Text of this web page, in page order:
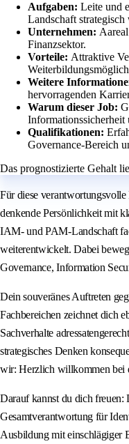
Aufgaben: Leite und
Landschaft strategisch
Unternehmen:
Finanzsektor.
Vorteile: Attraktive
Weitere
hervorragenden
Warum dieser Job:
Informationssicherheit
Qualifikationen:
Governance-Bereich
Das prognostizierte Gehalt
Für diese
denkende Persönlichkeit mit
IAM- und PAM-Landschaft
weiterentwickelt. Dabei
Governance, Information
Dein souveränes Auftreten
Fachbereichen zeichnet dich
Sachverhalte
strategisches Denken
wir: Herzlich willkommen bei
Darauf kannst du dich
Gesamtverantwortung für
Ausbildung mit einschlägiger